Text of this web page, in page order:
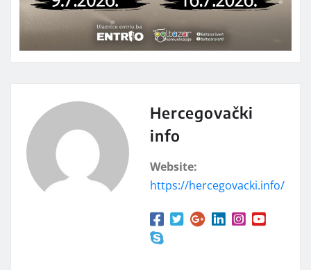
Hercegovački
info
Website:
https://hercegovacki.info/